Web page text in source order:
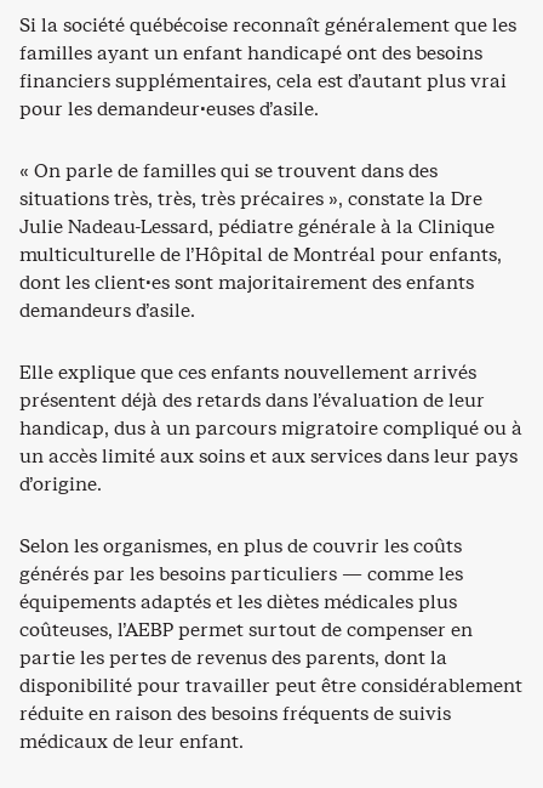
Si la société québécoise reconnaît généralement que les
familles ayant un enfant handicapé ont des besoins
financiers supplémentaires, cela est d’autant plus vrai
pour les demandeur·euses d’asile.
« On parle de familles qui se trouvent dans des
situations très, très, très précaires », constate la Dre
Julie Nadeau-Lessard, pédiatre générale à la Clinique
multiculturelle de l’Hôpital de Montréal pour enfants,
dont les client·es sont majoritairement des enfants
demandeurs d’asile.
Elle explique que ces enfants nouvellement arrivés
présentent déjà des retards dans l’évaluation de leur
handicap, dus à un parcours migratoire compliqué ou à
un accès limité aux soins et aux services dans leur pays
d’origine.
Selon les organismes, en plus de couvrir les coûts
générés par les besoins particuliers — comme les
équipements adaptés et les diètes médicales plus
coûteuses, l’AEBP permet surtout de compenser en
partie les pertes de revenus des parents, dont la
disponibilité pour travailler peut être considérablement
réduite en raison des besoins fréquents de suivis
médicaux de leur enfant.